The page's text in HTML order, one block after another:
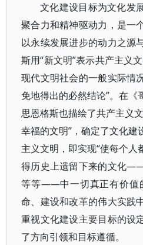
文化建设目标为文化发
聚合力和精神驱动力，是一
以永续发展进步的动力之源
斯用“新文明”表示共产主义
现代文明社会的一般实际情
免地得出的必然结论”。在
思恩格斯也描绘了共产主义
幸福的文明”，确定了文化
主义文明，即实现“使每个
得历史上遗留下来的文化
等等——中一切真正有价值
命、建设和改革的伟大实践
重视文化建设主要目标的设
了方向引领和目标遵循。